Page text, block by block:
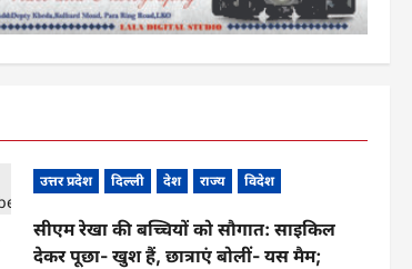
उत्तर प्रदेश दिल्ली देश राज्य विदेश
सीएम रेखा की बच्चियों को सौगात: साइकिल
देकर पूछा- खुश हैं, छात्राएं बोलीं- यस मैम;